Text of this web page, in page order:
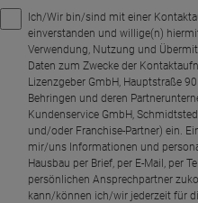
Ich/Wir bin/sind mit einer
einverstanden und willige(n)
Verwendung, Nutzung und
Daten zum Zwecke der
Lizenzgeber GmbH, Hauptstraße
Behringen und deren
Kundenservice GmbH,
und/oder Franchise-Partner) ein.
mir/uns Informationen und
Hausbau per Brief, per E-Mail, per
persönlichen Ansprechpartner
kann/können ich/wir jederzeit für